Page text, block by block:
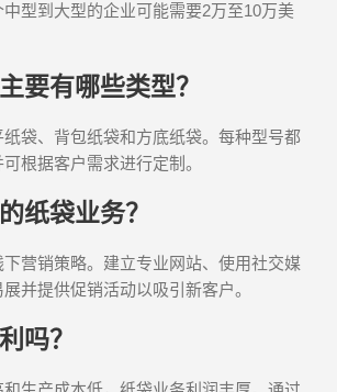
型到大型的企业可能需要2万至10万美
要有哪些类型？
袋、背包纸袋和方底纸袋。每种型号都
根据客户需求进行定制。
纸袋业务？
下营销策略。建立专业网站、使用社交媒
并提供促销活动以吸引新客户。
吗？